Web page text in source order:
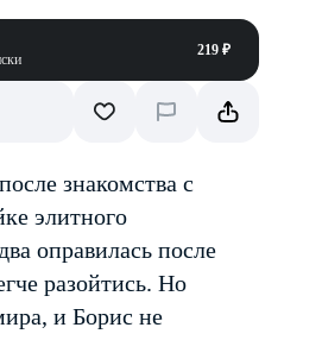
219 ₽
знакомства с
элитного
оправилась после
разойтись. Но
и Борис не